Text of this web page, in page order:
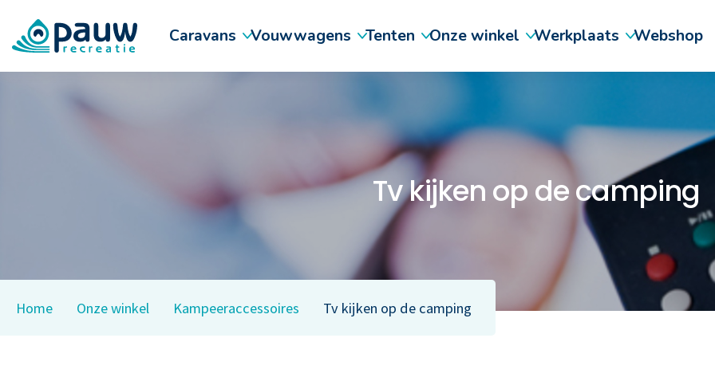
Caravans Vouwwagens Tenten Onze winkel Werkplaats Webshop
Tv kijken op de camping
Home Onze winkel Kampeeraccessoires Tv kijken op de camping